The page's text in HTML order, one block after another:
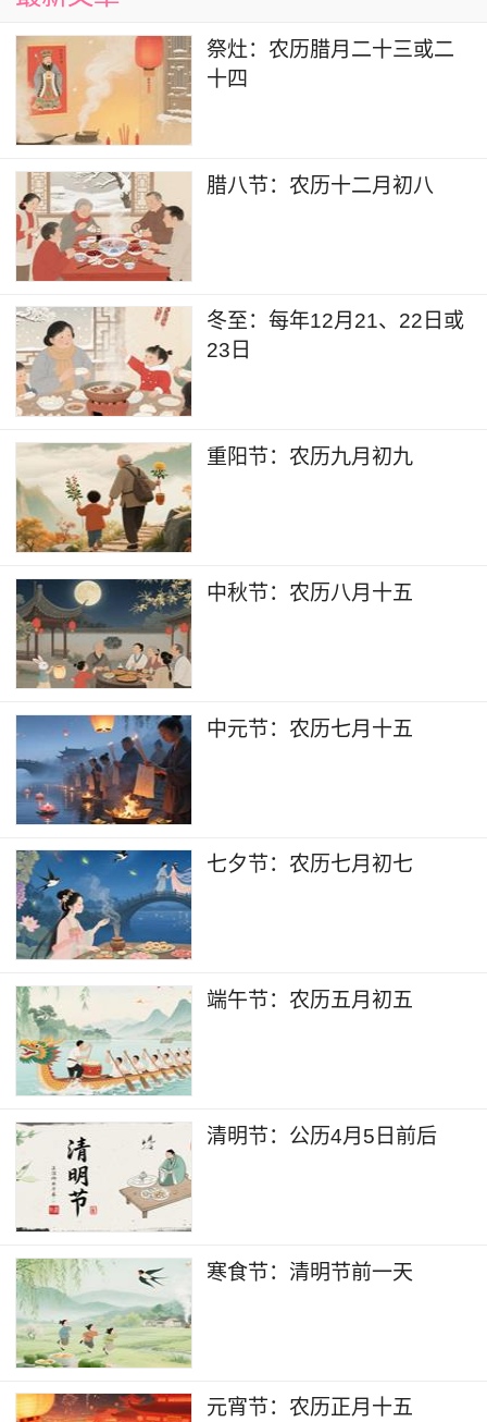
随着春节的临近，祭灶节为人们的生活增添了无限
的期待和希望。通过祭灶，人们不仅表达了对灶王
爷的敬意，也寄托了对新年生活的美好愿望。在这
家庭的温暖和生活的美好，成为我们心中难以磨灭
的文化记忆。
祭灶：农历腊月二十三或二
十四
腊八节：农历十二月初八
冬至：每年12月21、22日或
23日
重阳节：农历九月初九
中秋节：农历八月十五
中元节：农历七月十五
七夕节：农历七月初七
端午节：农历五月初五
清明节：公历4月5日前后
寒食节：清明节前一天
元宵节：农历正月十五